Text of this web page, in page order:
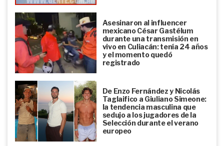
Asesinaron al influencer
mexicano César Gastélum
durante una transmisión en
vivo en Culiacán: tenía 24 años
y el momento quedó
registrado
De Enzo Fernández y Nicolás
Taglaifico a Giuliano Simeone:
la tendencia masculina que
sedujo a los jugadores de la
Selección durante el verano
europeo